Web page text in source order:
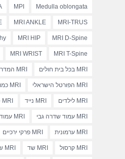
Medulla oblongata
MPI
MRI-TRUS
MRI ANKLE
MRI D-Spine
MRI HIP
MRI T-Spine
MRI WRIST
MRI בכל בית חולים MRI המדריך המלא
MRI הפורטל הישראלי MRI כמותי
MRI לילדים MRI נייד MRI סורקים תוך-ניתוחיים
MRI עמוד שדרה גבי MRI עמוד שדרה צווארי
MRI ערמונית MRI פרקי ירכיים
MRI קרסול MRI שד MRI שורש כף יד